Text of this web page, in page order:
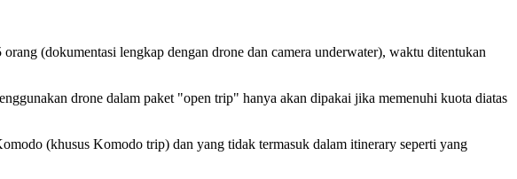
(dokumentasi lengkap dengan drone dan camera underwater), waktu ditentukan
drone dalam paket "open trip" hanya akan dipakai jika memenuhi kuota diatas
(khusus Komodo trip) dan yang tidak termasuk dalam itinerary seperti yang